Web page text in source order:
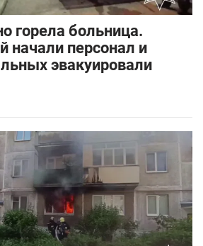
горела больница.
начали персонал и
эвакуировали